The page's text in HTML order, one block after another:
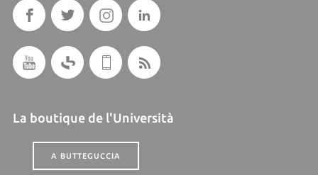
La boutique de l'Università
A BUTTEGUCCIA